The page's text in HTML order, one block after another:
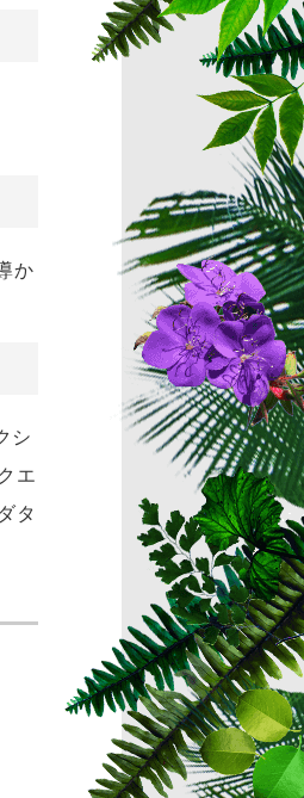
か
シ
エ
タ